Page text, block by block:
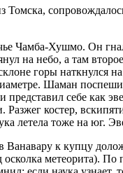
Томска,
Чамба-Хушмо. Он
на небо, а там
горы наткнулся
Шаман
себе
костер,
летела тоже на юг.
к купцу
метеорита).